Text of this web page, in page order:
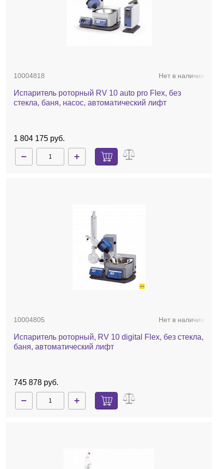
10004818 Нет в наличии
Испаритель роторный RV 10 auto pro Flex, без
стекла, баня, насос, автоматический лифт
1 804 175 руб.
10004805 Нет в наличии
Испаритель роторный, RV 10 digital Flex, без стекла,
баня, автоматический лифт
745 878 руб.